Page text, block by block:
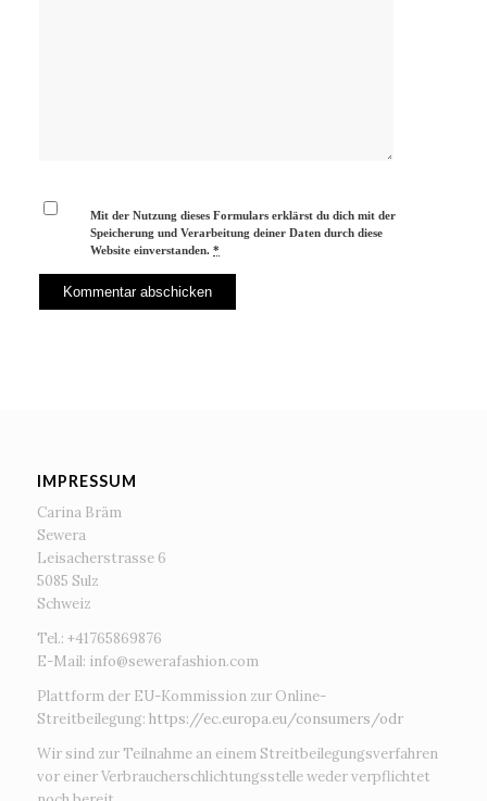
Mit der Nutzung dieses Formulars erklärst du dich mit der
Speicherung und Verarbeitung deiner Daten durch diese
Website einverstanden.*
IMPRESSUM
Carina Bräm
Sewera
Leisacherstrasse 6
5085 Sulz
Schweiz
Tel.: +41765869876
E-Mail: info@sewerafashion.com
Plattform der EU-Kommission zur Online-
Streitbeilegung: https://ec.europa.eu/consumers/odr
Wir sind zur Teilnahme an einem Streitbeilegungsverfahren
vor einer Verbraucherschlichtungsstelle weder verpflichtet